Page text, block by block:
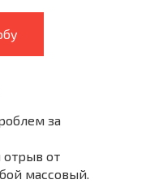
за
отрыв от
массовый.